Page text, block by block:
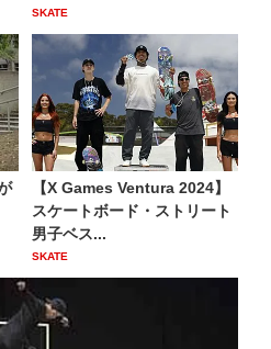
SKATE
【X Games Ventura 2024】
スケートボード・ストリート
男子ベス...
SKATE